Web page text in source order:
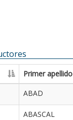
Primer apellido
ABAD
ABASCAL